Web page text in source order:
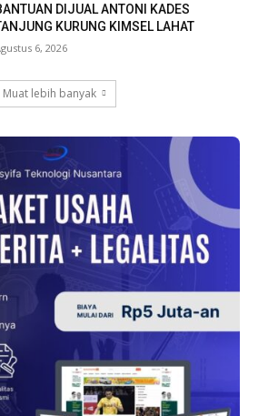
DIJUAL ANTONI KADES
KURUNG KIMSEL LAHAT
6, 2026
Muat lebih banyak